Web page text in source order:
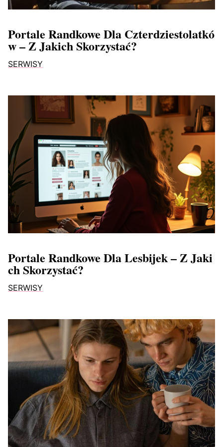
Portale Randkowe Dla Czterdziestolatkó
W – Z Jakich Skorzystać?
SERWISY
Portale Randkowe Dla Lesbijek – Z Jaki
Ch Skorzystać?
SERWISY